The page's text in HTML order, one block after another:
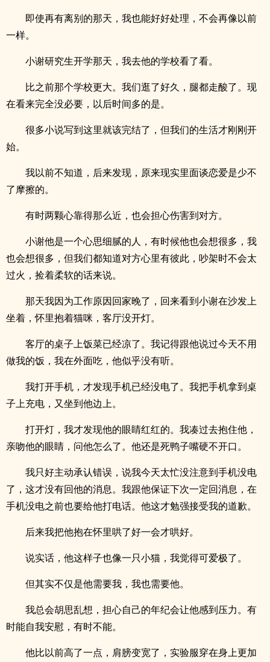
即使再有离别的那天，我也能好好处理，不会再像以前
一样。
小谢研究生开学那天，我去他的学校看了看。
比之前那个学校更大。我们逛了好久，腿都走酸了。现
在看来完全没必要，以后时间多的是。
很多小说写到这里就该完结了，但我们的生活才刚刚开
始。
我以前不知道，后来发现，原来现实里面谈恋爱是少不
了摩擦的。
有时两颗心靠得那么近，也会担心伤害到对方。
小谢他是一个心思细腻的人，有时候他也会想很多，我
也会想很多，但我们都知道对方心里有彼此，吵架时不会太
过火，捡着柔软的话来说。
那天我因为工作原因回家晚了，回来看到小谢在沙发上
坐着，怀里抱着猫咪，客厅没开灯。
客厅的桌子上饭菜已经凉了。我记得跟他说过今天不用
做我的饭，我在外面吃，他似乎没有听。
我打开手机，才发现手机已经没电了。我把手机拿到桌
子上充电，又坐到他边上。
打开灯，我才发现他的眼睛红红的。我凑过去抱住他，
亲吻他的眼睛，问他怎么了。他还是死鸭子嘴硬不开口。
我只好主动承认错误，说我今天太忙没注意到手机没电
了，这才没有回他的消息。我跟他保证下次一定回消息，在
手机没电之前也要给他打电话。他这才勉强接受我的道歉。
后来我把他抱在怀里哄了好一会才哄好。
说实话，他这样子也像一只小猫，我觉得可爱极了。
但其实不仅是他需要我，我也需要他。
我总会胡思乱想，担心自己的年纪会让他感到压力。有
时能自我安慰，有时不能。
他比以前高了一点，肩膀变宽了，实验服穿在身上更加